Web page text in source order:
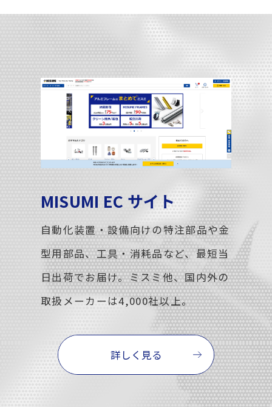
MISUMI EC サイト
自動化装置・設備向けの特注部品や金
型用部品、工具・消耗品など、最短当
日出荷でお届け。ミスミ他、国内外の
取扱メーカーは4,000社以上。
詳しく見る